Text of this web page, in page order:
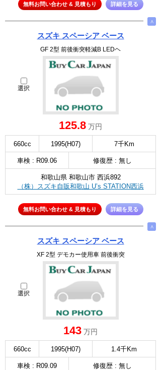
無料お問い合わせ & 見積もり 詳細を見る
∧
スズキ スペーシア ベース
GF 2型 前後衝突軽減B LEDヘ
選択
125.8 万円
660cc 1995(H07) 7千Km
車検 : R09.06 修復歴 : 無し
和歌山県 和歌山市 西浜892
（株）スズキ自販和歌山 U’s STATION西浜
無料お問い合わせ & 見積もり 詳細を見る
∧
スズキ スペーシア ベース
XF 2型 デモカー使用車 前後衝突
選択
143 万円
660cc 1995(H07) 1.4千Km
車検 : R09.09 修復歴 : 無し